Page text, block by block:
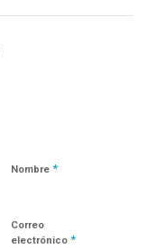
Nombre *
Correo
electrónico *